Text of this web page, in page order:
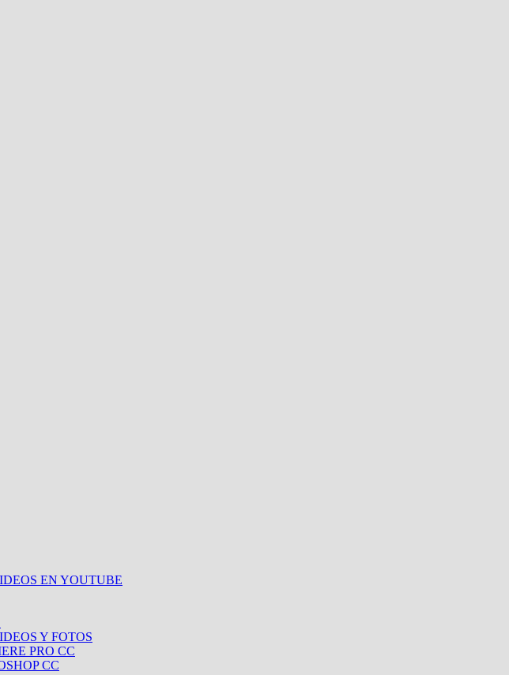
EN YOUTUBE
Y FOTOS
PRO CC
CC